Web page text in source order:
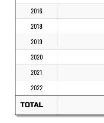
2016
2018
2019
2020
2021
2022
TOTAL